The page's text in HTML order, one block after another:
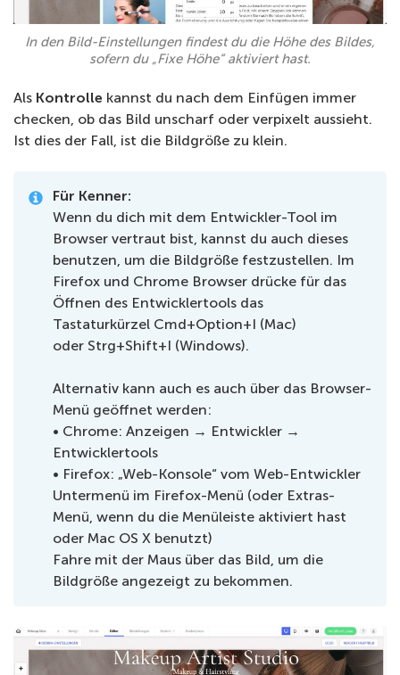
In den Bild-Einstellungen findest du die Höhe des Bildes,
sofern du „Fixe Höhe“ aktiviert hast.
Als Kontrolle kannst du nach dem Einfügen immer
checken, ob das Bild unscharf oder verpixelt aussieht.
Ist dies der Fall, ist die Bildgröße zu klein.
Für Kenner:
Wenn du dich mit dem Entwickler-Tool im
Browser vertraut bist, kannst du auch dieses
benutzen, um die Bildgröße festzustellen. Im
Firefox und Chrome Browser drücke für das
Öffnen des Entwicklertools das
Tastaturkürzel Cmd+Option+I (Mac)
oder Strg+Shift+I (Windows).
Alternativ kann auch es auch über das Browser-
Menü geöffnet werden:
• Chrome: Anzeigen → Entwickler →
Entwicklertools
• Firefox: „Web-Konsole“ vom Web-Entwickler
Untermenü im Firefox-Menü (oder Extras-
Menü, wenn du die Menüleiste aktiviert hast
oder Mac OS X benutzt)
Fahre mit der Maus über das Bild, um die
Bildgröße angezeigt zu bekommen.